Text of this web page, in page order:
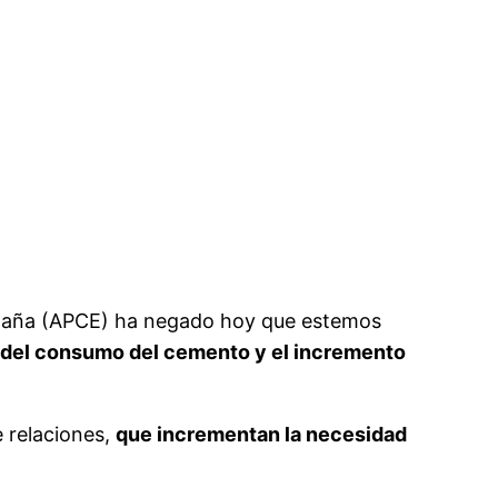
(APCE) ha negado hoy que estemos
consumo del cemento y el incremento
relaciones,que incrementan la necesidad